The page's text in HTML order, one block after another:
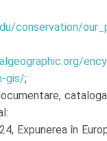
conservation/
gis/;
în